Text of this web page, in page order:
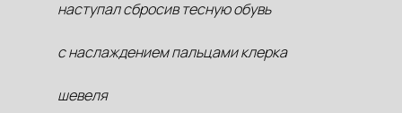
наступал сбросив тесную обувь
с наслаждением пальцами клерка
шевеля